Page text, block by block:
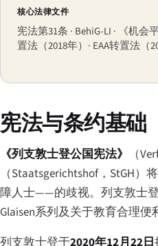
核心法律文件
宪法第31条 · BehiG-LI · 《机会
置法（2018年）· EAA转置法（
宪法与条约基础
《列支敦士登公国宪法》 （
（Staatsgerichtshof，StGH）
障人士——的歧视。列支敦士
Glaisen系列及关于教育合理
列支敦士登于2020年12月22日